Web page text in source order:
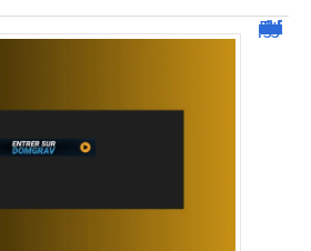
Tout savoir sur domgrav : plateforme de streaming moderne